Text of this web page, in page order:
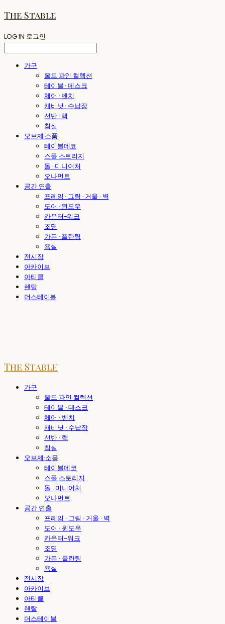
The Stable
LOG IN 로그인
가구
올드 파인 컬렉션
테이블 · 데스크
체어 · 벤치
캐비닛 · 수납장
선반 · 랙
침실
오브제·소품
테이블데코
스몰 스토리지
돌 · 미니어처
오나먼트
공간 연출
프레임 · 그림 · 거울 · 벽
도어 · 윈도우
카운터-워크
조명
가든 · 플란팅
욕실
전시장
아카이브
아티클
렌탈
더스테이블
The Stable
가구
올드 파인 컬렉션
테이블 · 데스크
체어 · 벤치
캐비닛 · 수납장
선반 · 랙
침실
오브제·소품
테이블데코
스몰 스토리지
돌 · 미니어처
오나먼트
공간 연출
프레임 · 그림 · 거울 · 벽
도어 · 윈도우
카운터-워크
조명
가든 · 플란팅
욕실
전시장
아카이브
아티클
렌탈
더스테이블